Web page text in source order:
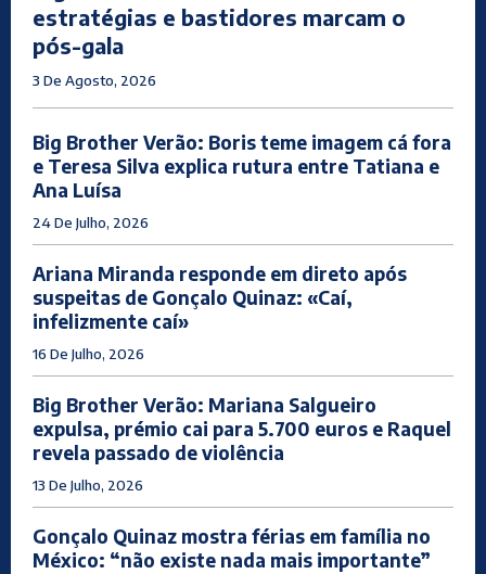
estratégias e bastidores marcam o
pós-gala
3 De Agosto, 2026
Big Brother Verão: Boris teme imagem cá fora
e Teresa Silva explica rutura entre Tatiana e
Ana Luísa
24 De Julho, 2026
Ariana Miranda responde em direto após
suspeitas de Gonçalo Quinaz: «Caí,
infelizmente caí»
16 De Julho, 2026
Big Brother Verão: Mariana Salgueiro
expulsa, prémio cai para 5.700 euros e Raquel
revela passado de violência
13 De Julho, 2026
Gonçalo Quinaz mostra férias em família no
México: “não existe nada mais importante”